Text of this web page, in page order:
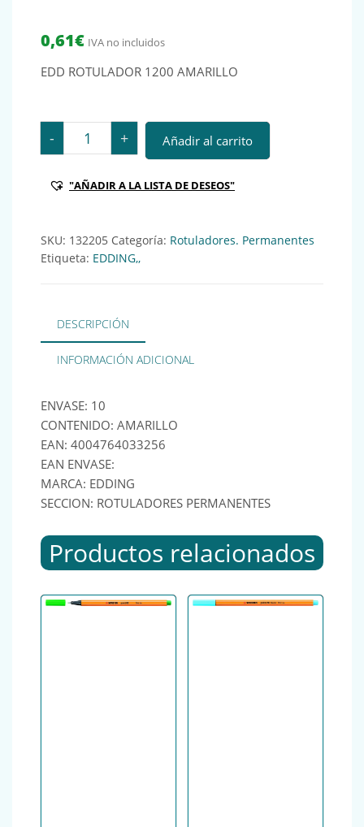
0,61€ IVA no incluidos
EDD ROTULADOR 1200 AMARILLO
- EDD ROTULADOR 1200 AMARILLO Ref.: 132205
+ Añadir al carrito
"AÑADIR A LA LISTA DE DESEOS"
SKU: 132205 Categoría: Rotuladores. Permanentes
Etiqueta: EDDING,,
DESCRIPCIÓN
INFORMACIÓN ADICIONAL
ENVASE: 10
CONTENIDO: AMARILLO
EAN: 4004764033256
EAN ENVASE:
MARCA: EDDING
SECCION: ROTULADORES PERMANENTES
Productos relacionados